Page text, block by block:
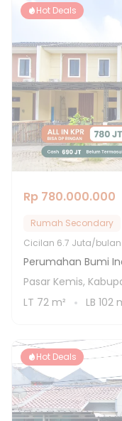
Hot Deals
Rp 780.000.000
Rumah Secondary
Cicilan 6.7 Juta/bulan
Perumahan Bumi
Pasar Kemis,
LT 72 m² LB 102
Hot Deals